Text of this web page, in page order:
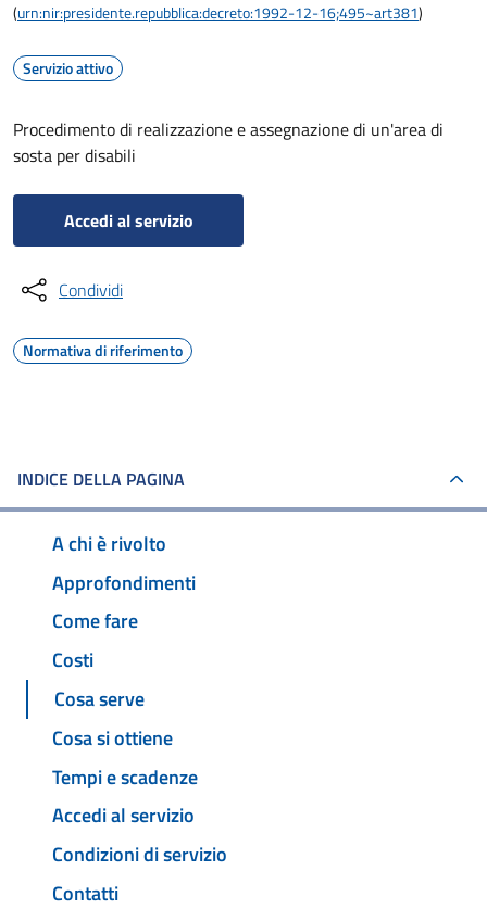
(urn:nir:presidente.repubblica:decreto:1992-12-16;495~art381)
Servizio attivo
Procedimento di realizzazione e assegnazione di un'area di
sosta per disabili
Accedi al servizio
Condividi
Normativa di riferimento
INDICE DELLA PAGINA
A chi è rivolto
Approfondimenti
Come fare
Costi
Cosa serve
Cosa si ottiene
Tempi e scadenze
Accedi al servizio
Condizioni di servizio
Contatti